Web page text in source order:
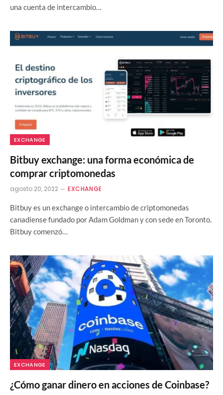
una cuenta de intercambio…
EXCHANGE
Bitbuy exchange: una forma económica de
comprar criptomonedas
agosto 20, 2022 EXCHANGE
Bitbuy es un exchange o intercambio de criptomonedas
canadiense fundado por Adam Goldman y con sede en Toronto.
Bitbuy comenzó…
EXCHANGE
¿Cómo ganar dinero en acciones de Coinbase?